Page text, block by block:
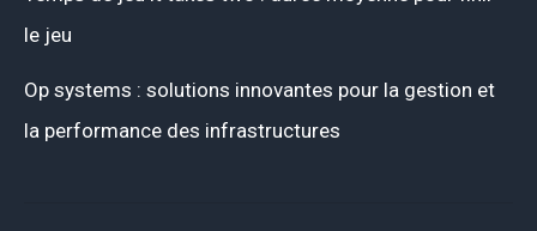
le jeu
Op systems : solutions innovantes pour la gestion et
la performance des infrastructures